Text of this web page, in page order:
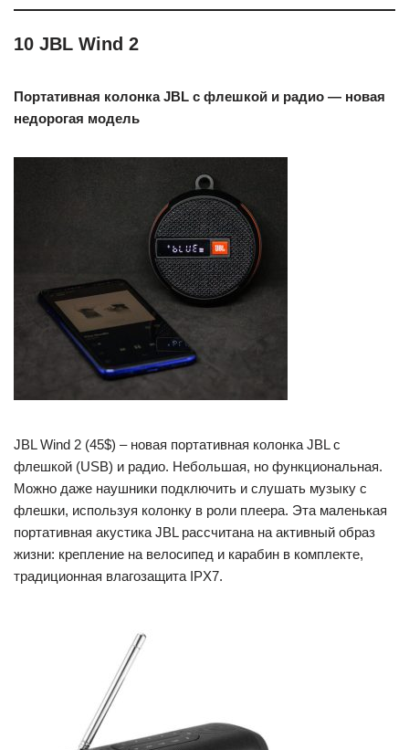
10 JBL Wind 2
Портативная колонка JBL с флешкой и радио — новая
недорогая модель
JBL Wind 2 (45$) – новая портативная колонка JBL с
флешкой (USB) и радио. Небольшая, но функциональная.
Можно даже наушники подключить и слушать музыку с
флешки, используя колонку в роли плеера. Эта маленькая
портативная акустика JBL рассчитана на активный образ
жизни: крепление на велосипед и карабин в комплекте,
традиционная влагозащита IPX7.